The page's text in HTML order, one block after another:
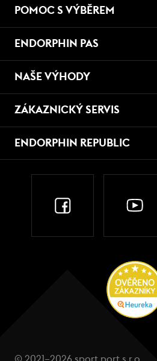
POMOC S VÝBĚREM
ENDORPHIN PAS
NAŠE VÝHODY
ZÁKAZNICKÝ SERVIS
ENDORPHIN REPUBLIC